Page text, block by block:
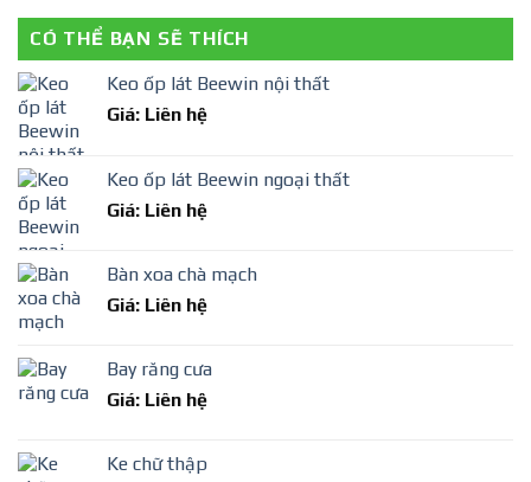
CÓ THỂ BẠN SẼ THÍCH
Keo ốp lát Beewin nội thất
Giá: Liên hệ
Keo ốp lát Beewin ngoại thất
Giá: Liên hệ
Bàn xoa chà mạch
Giá: Liên hệ
Bay răng cưa
Giá: Liên hệ
Ke chữ thập